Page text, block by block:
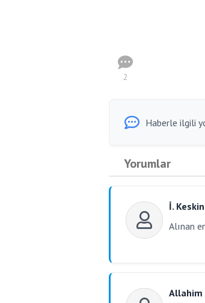
2
Haberle ilgili
Yorumlar
İ. Keskin
Alınan
Allahim